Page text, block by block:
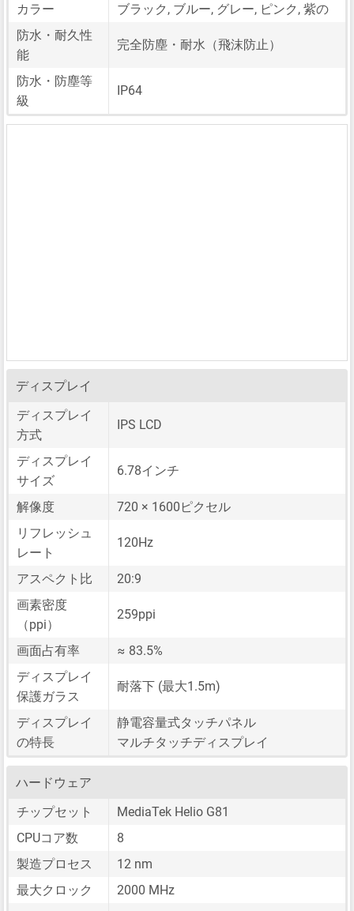
カラー
ブラック, ブルー, グレー, ピンク, 紫の
防水・耐久性
能
完全防塵・耐水（飛沫防止）
防水・防塵等
級
IP64
ディスプレイ
ディスプレイ
方式
IPS LCD
ディスプレイ
サイズ
6.78インチ
解像度
720 × 1600ピクセル
リフレッシュ
レート
120Hz
アスペクト比
20:9
画素密度
（ppi）
259ppi
画面占有率
≈ 83.5%
ディスプレイ
保護ガラス
耐落下 (最大1.5m)
ディスプレイ
の特長
静電容量式タッチパネル
マルチタッチディスプレイ
ハードウェア
チップセット
MediaTek Helio G81
CPUコア数
8
製造プロセス
12 nm
最大クロック
2000 MHz